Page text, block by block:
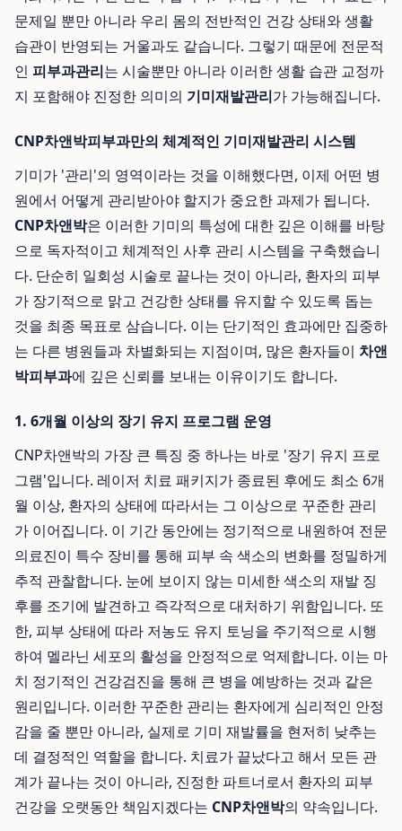
문제일 뿐만 아니라 우리 몸의 전반적인 건강 상태와 생활
습관이 반영되는 거울과도 같습니다. 그렇기 때문에 전문적
인 피부과관리는 시술뿐만 아니라 이러한 생활 습관 교정까
지 포함해야 진정한 의미의 기미재발관리가 가능해집니다.
CNP차앤박피부과만의 체계적인 기미재발관리 시스템
기미가 '관리'의 영역이라는 것을 이해했다면, 이제 어떤 병
원에서 어떻게 관리받아야 할지가 중요한 과제가 됩니다.
CNP차앤박은 이러한 기미의 특성에 대한 깊은 이해를 바탕
으로 독자적이고 체계적인 사후 관리 시스템을 구축했습니
다. 단순히 일회성 시술로 끝나는 것이 아니라, 환자의 피부
가 장기적으로 맑고 건강한 상태를 유지할 수 있도록 돕는
것을 최종 목표로 삼습니다. 이는 단기적인 효과에만 집중하
는 다른 병원들과 차별화되는 지점이며, 많은 환자들이 차앤
박피부과에 깊은 신뢰를 보내는 이유이기도 합니다.
1. 6개월 이상의 장기 유지 프로그램 운영
CNP차앤박의 가장 큰 특징 중 하나는 바로 '장기 유지 프로
그램'입니다. 레이저 치료 패키지가 종료된 후에도 최소 6개
월 이상, 환자의 상태에 따라서는 그 이상으로 꾸준한 관리
가 이어집니다. 이 기간 동안에는 정기적으로 내원하여 전문
의료진이 특수 장비를 통해 피부 속 색소의 변화를 정밀하게
추적 관찰합니다. 눈에 보이지 않는 미세한 색소의 재발 징
후를 조기에 발견하고 즉각적으로 대처하기 위함입니다. 또
한, 피부 상태에 따라 저농도 유지 토닝을 주기적으로 시행
하여 멜라닌 세포의 활성을 안정적으로 억제합니다. 이는 마
치 정기적인 건강검진을 통해 큰 병을 예방하는 것과 같은
원리입니다. 이러한 꾸준한 관리는 환자에게 심리적인 안정
감을 줄 뿐만 아니라, 실제로 기미 재발률을 현저히 낮추는
데 결정적인 역할을 합니다. 치료가 끝났다고 해서 모든 관
계가 끝나는 것이 아니라, 진정한 파트너로서 환자의 피부
건강을 오랫동안 책임지겠다는 CNP차앤박의 약속입니다.